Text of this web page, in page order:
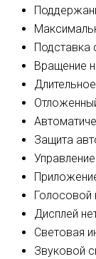
Подставка
Вращение
Защита
Дисплей
Световая
Звуковой